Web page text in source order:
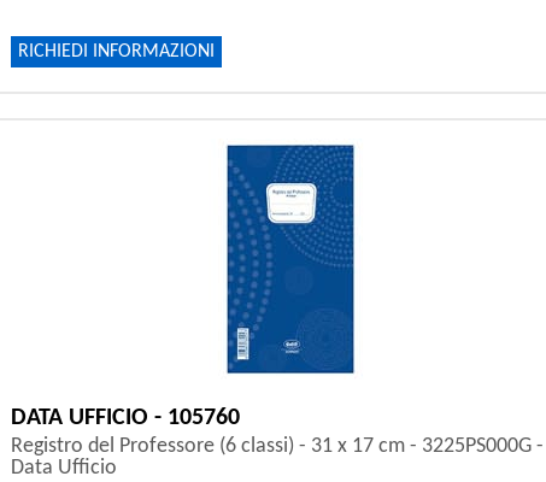
RICHIEDI INFORMAZIONI
DATA UFFICIO - 105760
Registro del Professore (6 classi) - 31 x 17 cm - 3225PS000G -
Data Ufficio